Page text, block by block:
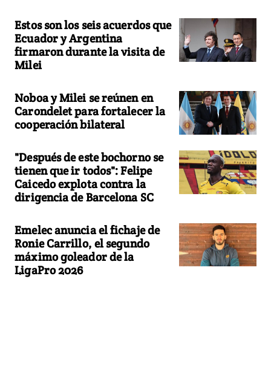
Estos son los seis acuerdos que
Ecuador y Argentina
firmaron durante la visita de
Milei
Noboa y Milei se reúnen en
Carondelet para fortalecer la
cooperación bilateral
"Después de este bochorno se
tienen que ir todos": Felipe
Caicedo explota contra la
dirigencia de Barcelona SC
Emelec anuncia el fichaje de
Ronie Carrillo, el segundo
máximo goleador de la
LigaPro 2026